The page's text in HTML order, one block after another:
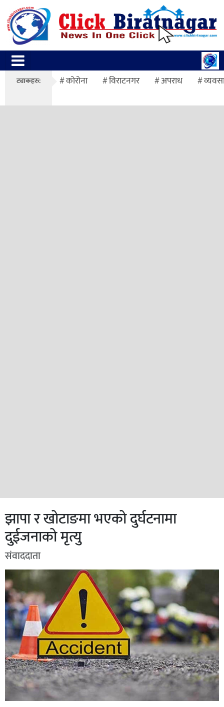
ट्याकहरु: कोरोना विराटनगर अपराध
झापा र खोटाङमा भएको दुर्घटनामा
दुईजनाको मृत्यु
संवाददाता